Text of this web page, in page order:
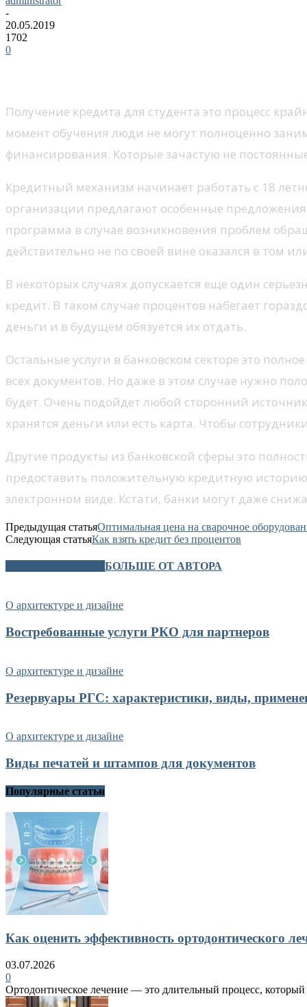
-
20.05.2019
1702
0
Получение кредита для студента это процесс
момент обучения люди не могут полноценно
финансирования. Которые зачастую не
Кредитный механизм начинает работать с 18
организации предлагают особенные
программа в случае возникновения проблем
действительно не по своей вине оказался в том
В некоторых случаях допускается еще один
кредит. В таком случае процентов набегает
деньги и в будущем обязуется их отдать.
Остальные услуги в банковском секторе это
всех документов. Но даже в этом случае нужно
будет. Очень подойдет любой сторонний
хранятся деньги или есть карта. Чтобы
Другие продукты из банковской сферы это
предоставить положительную кредитную
электронном виде. Кстати, банки могут даже
Предыдущая статьяОптимальная цена на сварочное
Следующая статьяКак взять кредит без процентов
БОЛЬШЕ ОТ АВТОРА
О архитектуре и дизайне
Востребованные услуги РКО для партнеров
О архитектуре и дизайне
Резервуары РГС: характеристики, виды,
О архитектуре и дизайне
Виды печатей и штампов для документов
Популярные статьи
Как оценить эффективность ортодонтического
03.07.2026
0
Ортодонтическое лечение — это длительный процесс,